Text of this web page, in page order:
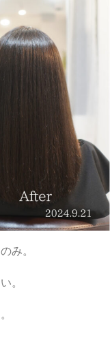
み。
。